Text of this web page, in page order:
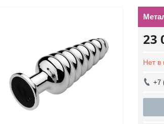
23
Нет в
+7